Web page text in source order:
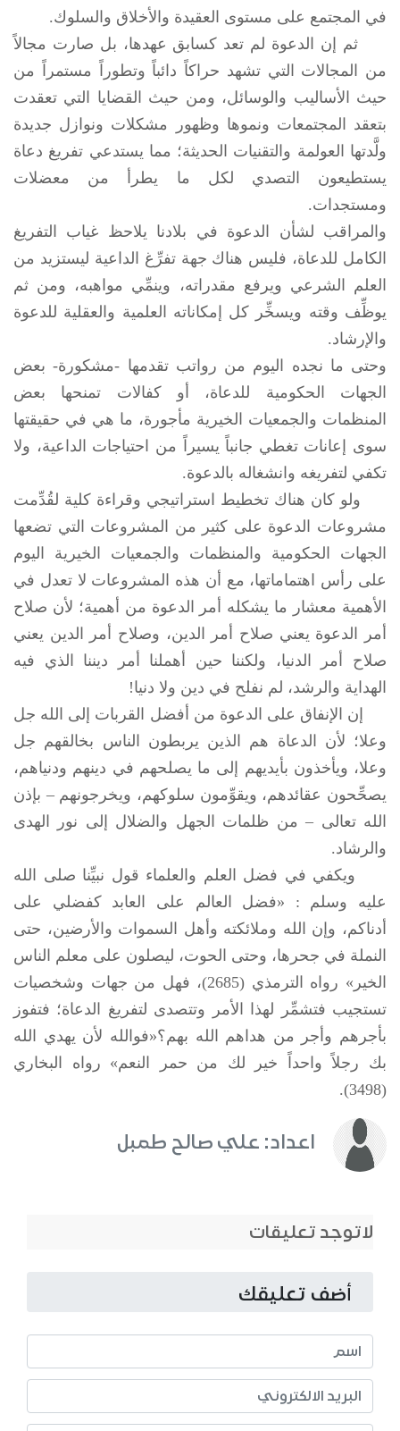
في المجتمع على مستوى العقيدة والأخلاق والسلوك.
ثم إن الدعوة لم تعد كسابق عهدها، بل صارت مجالاً
من المجالات التي تشهد حراكاً دائباً وتطوراً مستمراً من
حيث الأساليب والوسائل، ومن حيث القضايا التي تعقدت
بتعقد المجتمعات ونموها وظهور مشكلات ونوازل جديدة
ولَّدتها العولمة والتقنيات الحديثة؛ مما يستدعي تفريغ دعاة
يستطيعون التصدي لكل ما يطرأ من معضلات
ومستجدات.
والمراقب لشأن الدعوة في بلادنا يلاحظ غياب التفريغ
الكامل للدعاة، فليس هناك جهة تفرِّغ الداعية ليستزيد من
العلم الشرعي ويرفع مقدراته، وينمِّي مواهبه، ومن ثم
يوظِّف وقته ويسخِّر كل إمكاناته العلمية والعقلية للدعوة
والإرشاد.
وحتى ما نجده اليوم من رواتب تقدمها -مشكورة- بعض
الجهات الحكومية للدعاة، أو كفالات تمنحها بعض
المنظمات والجمعيات الخيرية مأجورة، ما هي في حقيقتها
سوى إعانات تغطي جانباً يسيراً من احتياجات الداعية، ولا
تكفي لتفريغه وانشغاله بالدعوة.
ولو كان هناك تخطيط استراتيجي وقراءة كلية لقُدِّمت
مشروعات الدعوة على كثير من المشروعات التي تضعها
الجهات الحكومية والمنظمات والجمعيات الخيرية اليوم
على رأس اهتماماتها، مع أن هذه المشروعات لا تعدل في
الأهمية معشار ما يشكله أمر الدعوة من أهمية؛ لأن صلاح
أمر الدعوة يعني صلاح أمر الدين، وصلاح أمر الدين يعني
صلاح أمر الدنيا، ولكننا حين أهملنا أمر ديننا الذي فيه
الهداية والرشد، لم نفلح في دين ولا دنيا!
إن الإنفاق على الدعوة من أفضل القربات إلى الله جل
وعلا؛ لأن الدعاة هم الذين يربطون الناس بخالقهم جل
وعلا، ويأخذون بأيديهم إلى ما يصلحهم في دينهم ودنياهم،
يصحِّحون عقائدهم، ويقوِّمون سلوكهم، ويخرجونهم – بإذن
الله تعالى – من ظلمات الجهل والضلال إلى نور الهدى
والرشاد.
ويكفي في فضل العلم والعلماء قول نبيِّنا صلى الله
عليه وسلم : «فضل العالم على العابد كفضلي على
أدناكم، وإن الله وملائكته وأهل السموات والأرضين، حتى
النملة في جحرها، وحتى الحوت، ليصلون على معلم الناس
الخير» رواه الترمذي (2685)، فهل من جهات وشخصيات
تستجيب فتشمِّر لهذا الأمر وتتصدى لتفريغ الدعاة؛ فتفوز
بأجرهم وأجر من هداهم الله بهم؟«فوالله لأن يهدي الله
بك رجلاً واحداً خير لك من حمر النعم» رواه البخاري
(3498).
اعداد: علي صالح طمبل
لاتوجد تعليقات
أضف تعليقك